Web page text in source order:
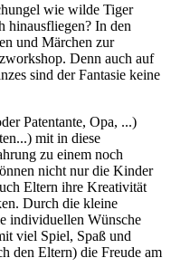
wie wilde Tiger
hinausfliegen? In den
und Märchen zur
Denn auch auf
sind der Fantasie keine
Patentante, Opa, ...)
mit in diese
zu einem noch
nicht nur die Kinder
Eltern ihre Kreativität
Durch die kleine
individuellen Wünsche
viel Spiel, Spaß und
den Eltern) die Freude am